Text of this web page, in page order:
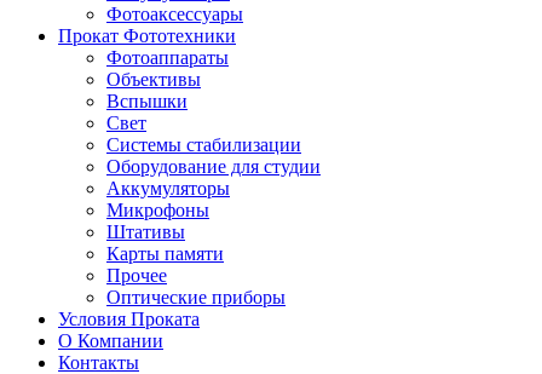
Фотоаксессуары
Прокат Фототехники
Фотоаппараты
Объективы
Вспышки
Свет
Системы стабилизации
Оборудование для студии
Aккумуляторы
Микрофоны
Штативы
Карты памяти
Прочее
Оптические приборы
Условия Проката
О Компании
Контакты